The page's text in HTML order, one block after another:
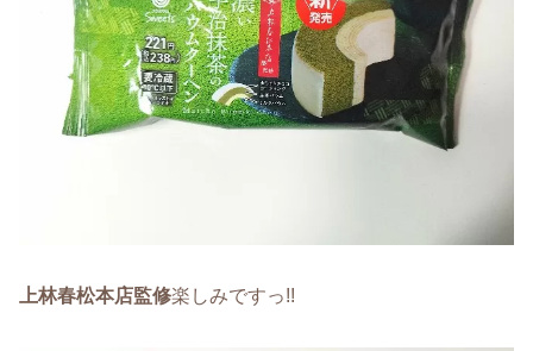
上林春松本店監修楽しみですっ!!